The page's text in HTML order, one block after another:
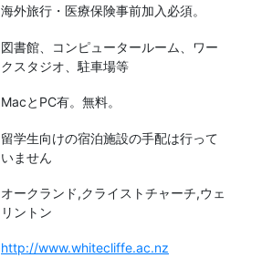
海外旅行・医療保険事前加入必須。
図書館、コンピュータールーム、ワー
クスタジオ、駐車場等
MacとPC有。無料。
留学生向けの宿泊施設の手配は行って
いません
オークランド,クライストチャーチ,ウェ
リントン
http://www.whitecliffe.ac.nz